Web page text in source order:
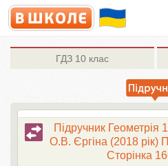
ГДЗ 10 клас
Підручник Геометрія
О.В. Єргіна (2018 рік)
Сторінка